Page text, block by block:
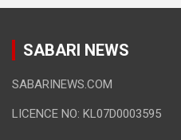
SABARI NEWS
SABARINEWS.COM
LICENCE NO: KL07D0003595